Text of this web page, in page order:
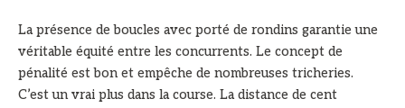
La présence de boucles avec porté de rondins garantie une
véritable équité entre les concurrents. Le concept de
pénalité est bon et empêche de nombreuses tricheries.
C’est un vrai plus dans la course. La distance de cent